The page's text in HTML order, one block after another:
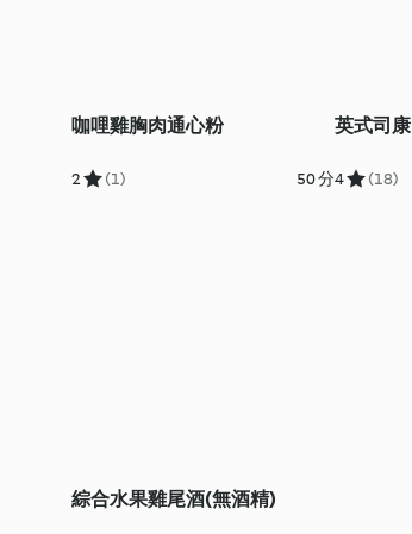
咖哩雞胸肉通心粉
2 (1) 50 分
英式司康
4 (18)
綜合水果雞尾酒(無酒精)